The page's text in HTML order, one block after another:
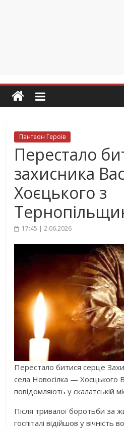
Пантеон Героїв
Перестало
захисника
Хоєцького з
17:45 | 2.06.2026
Перестало битися серце
села Новосілка — Хоєцького
повідомляють у скалатській
Після тривалої боротьби за
госпіталі відійшов у вічність